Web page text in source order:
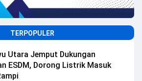
TERPOPULER
Utara Jemput Dukungan
ESDM, Dorong Listrik Masuk